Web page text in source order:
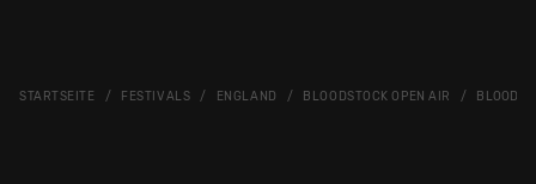
STARTSEITE FESTIVALS ENGLAND BLOODSTOCK OPEN AIR